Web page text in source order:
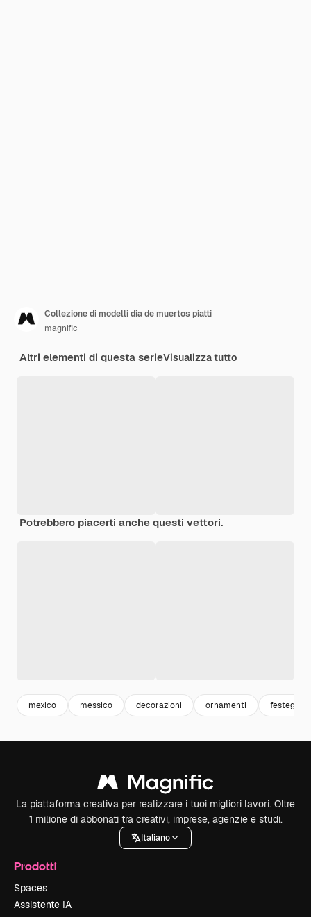
Collezione di modelli dia de muertos piatti
magnific
Altri elementi di questa serieVisualizza tutto
Potrebbero piacerti anche questi vettori.
mexico messico decorazioni ornamenti
La piattaforma creativa per realizzare i tuoi migliori lavori. Oltre
1 milione di abbonati tra creativi, imprese, agenzie e studi.
Italiano
Prodotti
Spaces
Assistente IA